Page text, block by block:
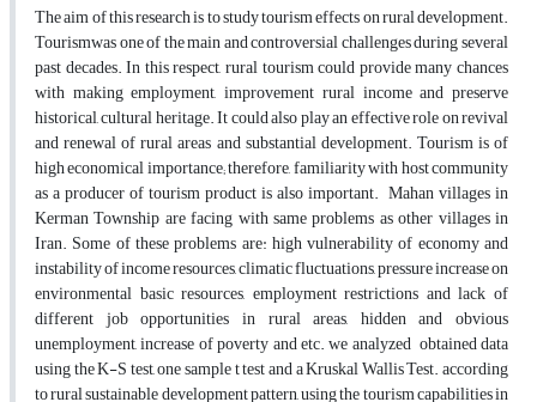
The aim of this research is to study tourism effects on rural development.
Tourismwas one of the main and controversial challenges during several
past decades. In this respect, rural tourism could provide many chances
with making employment, improvement rural income and preserve
historical, cultural heritage. It could also play an effective role on revival
and renewal of rural areas and substantial development. Tourism is of
high economical importance; therefore, familiarity with host community
as a producer of tourism product is also important. Mahan villages in
Kerman Township are facing with same problems as other villages in
Iran. Some of these problems are: high vulnerability of economy and
instability of income resources, climatic fluctuations, pressure increase on
environmental basic resources, employment restrictions and lack of
different job opportunities in rural areas, hidden and obvious
unemployment, increase of poverty and etc. we analyzed obtained data
using the K-S test, one sample t test and a Kruskal Wallis Test. according
to rural sustainable development pattern, using the tourism capabilities in